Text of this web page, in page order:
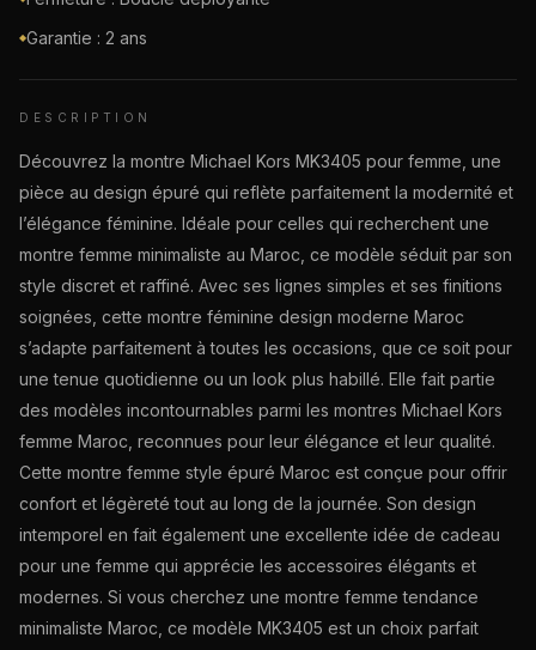
◆Garantie : 2 ans
DESCRIPTION
Découvrez la montre Michael Kors MK3405 pour femme, une
pièce au design épuré qui reflète parfaitement la modernité et
l’élégance féminine. Idéale pour celles qui recherchent une
montre femme minimaliste au Maroc, ce modèle séduit par son
style discret et raffiné. Avec ses lignes simples et ses finitions
soignées, cette montre féminine design moderne Maroc
s’adapte parfaitement à toutes les occasions, que ce soit pour
une tenue quotidienne ou un look plus habillé. Elle fait partie
des modèles incontournables parmi les montres Michael Kors
femme Maroc, reconnues pour leur élégance et leur qualité.
Cette montre femme style épuré Maroc est conçue pour offrir
confort et légèreté tout au long de la journée. Son design
intemporel en fait également une excellente idée de cadeau
pour une femme qui apprécie les accessoires élégants et
modernes. Si vous cherchez une montre femme tendance
minimaliste Maroc, ce modèle MK3405 est un choix parfait